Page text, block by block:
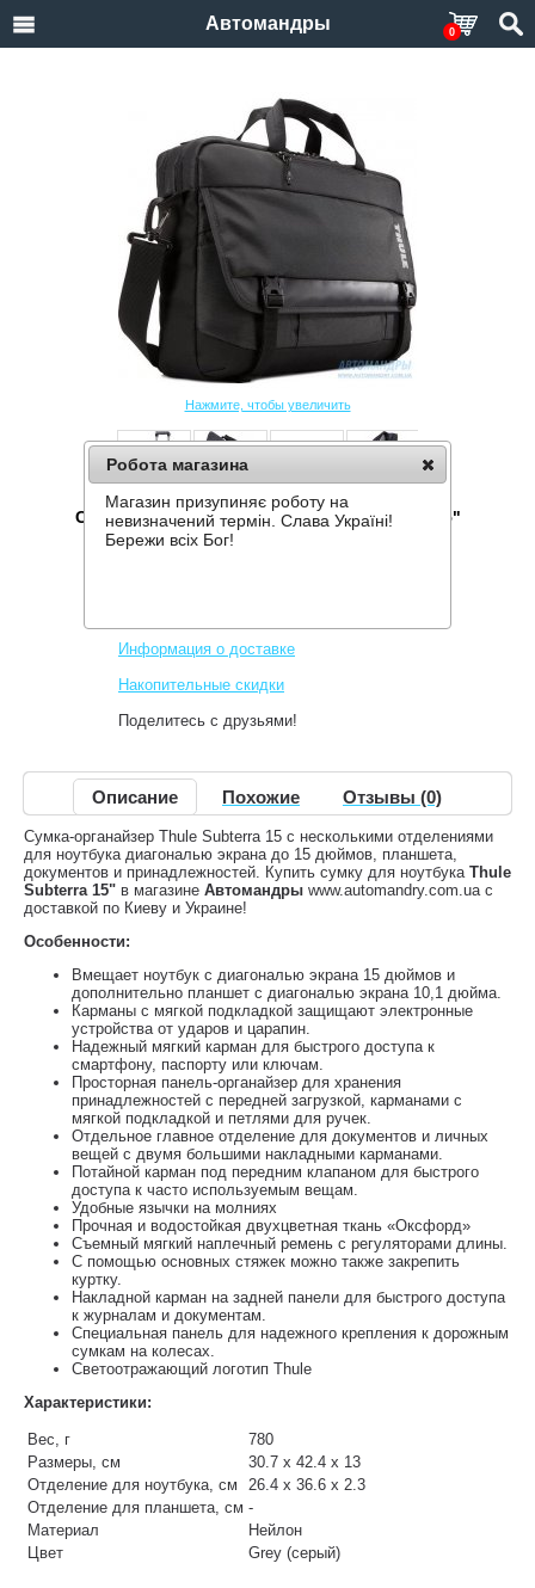
Автомандры 0
Нажмите, чтобы увеличить
СУМКА ДЛЯ НОУТБУКА THULE SUBTERRA 15"
Информация о доставке
Накопительные скидки
Поделитесь с друзьями!
Описание Похожие Отзывы (0)
Сумка-органайзер Thule Subterra 15 с несколькими отделениями
для ноутбука диагональю экрана до 15 дюймов, планшета,
документов и принадлежностей. Купить сумку для ноутбука Thule
Subterra 15" в магазине Автомандры www.automandry.com.ua с
доставкой по Киеву и Украине!
Особенности:
Вмещает ноутбук с диагональю экрана 15 дюймов и
дополнительно планшет с диагональю экрана 10,1 дюйма.
Карманы с мягкой подкладкой защищают электронные
устройства от ударов и царапин.
Надежный мягкий карман для быстрого доступа к
смартфону, паспорту или ключам.
Просторная панель-органайзер для хранения
принадлежностей с передней загрузкой, карманами с
мягкой подкладкой и петлями для ручек.
Отдельное главное отделение для документов и личных
вещей с двумя большими накладными карманами.
Потайной карман под передним клапаном для быстрого
доступа к часто используемым вещам.
Удобные язычки на молниях
Прочная и водостойкая двухцветная ткань «Оксфорд»
Съемный мягкий наплечный ремень с регуляторами длины.
С помощью основных стяжек можно также закрепить
куртку.
Накладной карман на задней панели для быстрого доступа
к журналам и документам.
Специальная панель для надежного крепления к дорожным
сумкам на колесах.
Светоотражающий логотип Thule
Характеристики:
Вес, г
780
Размеры, см
30.7 x 42.4 x 13
Отделение для ноутбука, см
26.4 х 36.6 х 2.3
Отделение для планшета, см -
Материал
Нейлон
Цвет
Grey (серый)
Робота магазина
Магазин призупиняє роботу на
невизначений термін. Слава Україні!
Бережи всіх Бог!